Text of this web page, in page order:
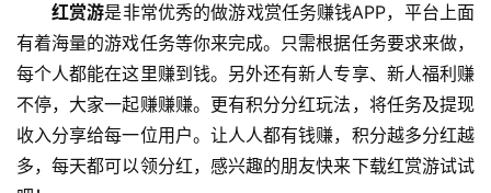
红赏游是非常优秀的做游戏赏任务赚钱APP，平台上面
有着海量的游戏任务等你来完成。只需根据任务要求来做，
每个人都能在这里赚到钱。另外还有新人专享、新人福利赚
不停，大家一起赚赚赚。更有积分分红玩法，将任务及提现
收入分享给每一位用户。让人人都有钱赚，积分越多分红越
多，每天都可以领分红，感兴趣的朋友快来下载红赏游试试